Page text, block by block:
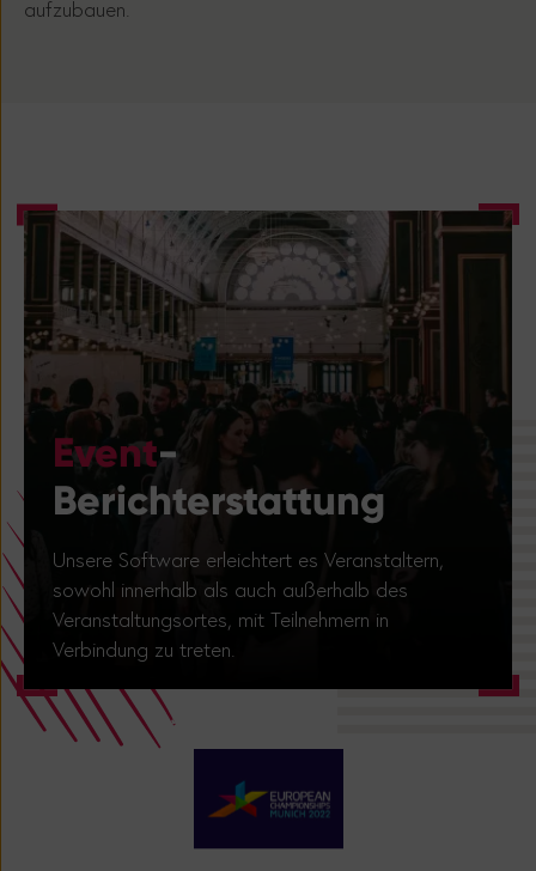
Event-
Berichterstattung
sowohl innerhalb als auch außerhalb des
Veranstaltungsortes, mit Teilnehmern in
Verbindung zu treten.